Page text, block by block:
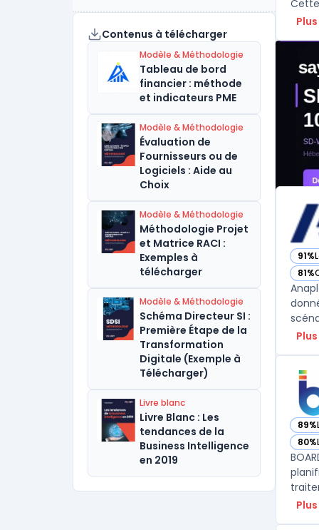
Contenus à télécharger
Modèle & Méthodologie
Tableau de bord
financier : méthode
et indicateurs PME
Modèle & Méthodologie
Évaluation de
Fournisseurs ou de
Logiciels : Aide au
Choix
Modèle & Méthodologie
Méthodologie Projet
et Matrice RACI :
Exemples à
télécharger
Modèle & Méthodologie
Schéma Directeur SI :
Première Étape de la
Transformation
Digitale (Exemple à
Télécharger)
Livre blanc
Livre Blanc : Les
tendances de la
Business Intelligence
en 2019
91%
—
81%
—
89%
—
80%
—